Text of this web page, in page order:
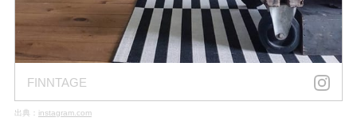
FINNTAGE
出典： instagram.com